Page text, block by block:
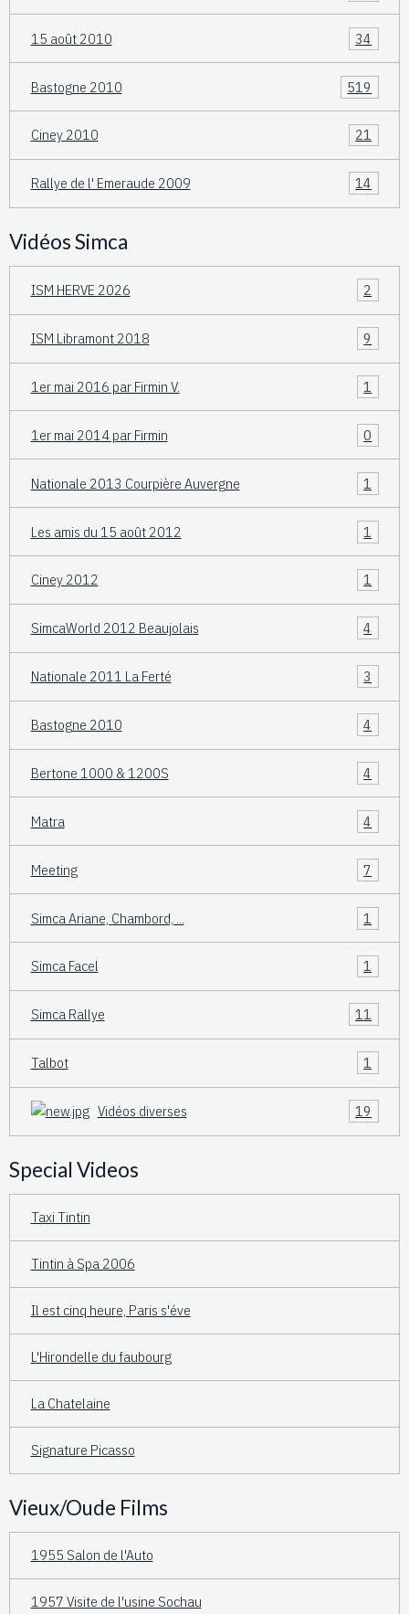
15 août 2010 34
Bastogne 2010 519
Ciney 2010 21
Rallye de l' Emeraude 2009 14
Vidéos Simca
ISM HERVE 2026 2
ISM Libramont 2018 9
1er mai 2016 par Firmin V. 1
1er mai 2014 par Firmin 0
Nationale 2013 Courpière Auvergne 1
Les amis du 15 août 2012 1
Ciney 2012 1
SimcaWorld 2012 Beaujolais 4
Nationale 2011 La Ferté 3
Bastogne 2010 4
Bertone 1000 & 1200S 4
Matra 4
Meeting 7
Simca Ariane, Chambord, ... 1
Simca Facel 1
Simca Rallye 11
Talbot 1
Vidéos diverses 19
Special Videos
Taxi Tintin
Tintin à Spa 2006
Il est cinq heure, Paris s'éve
L'Hirondelle du faubourg
La Chatelaine
Signature Picasso
Vieux/Oude Films
1955 Salon de l'Auto
1957 Visite de l'usine Sochau